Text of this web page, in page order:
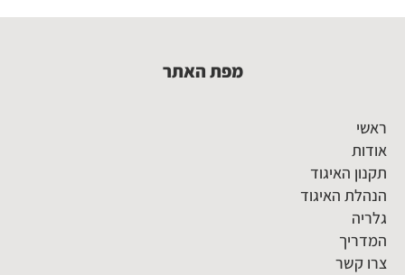
מפת האתר
ראשי
אודות
תקנון האיגוד
הנהלת האיגוד
גלריה
המדריך
צרו קשר